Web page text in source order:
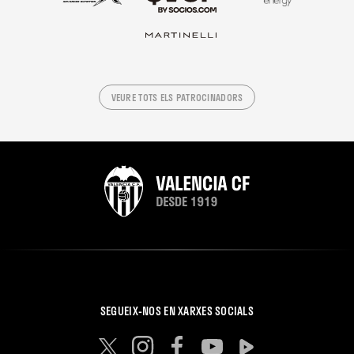
VEURE TOTS ELS PATROCINADORS
SEGUEIX-NOS EN XARXES SOCIALS